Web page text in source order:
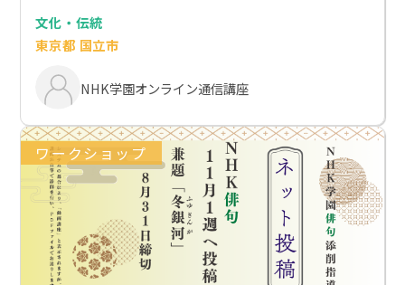
文化・伝統
東京都 国立市
NHK学園オンライン通信講座
ワークショップ